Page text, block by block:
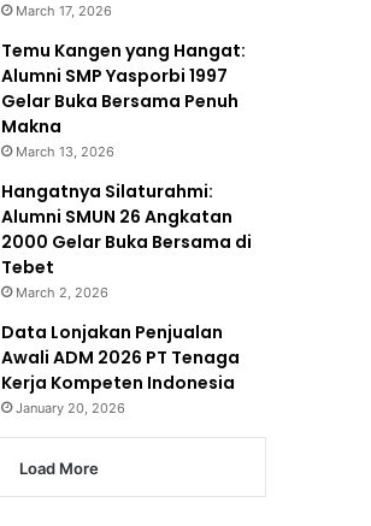
March 17, 2026
Temu Kangen yang Hangat:
Alumni SMP Yasporbi 1997
Gelar Buka Bersama Penuh
Makna
March 13, 2026
Hangatnya Silaturahmi:
Alumni SMUN 26 Angkatan
2000 Gelar Buka Bersama di
Tebet
March 2, 2026
Data Lonjakan Penjualan
Awali ADM 2026 PT Tenaga
Kerja Kompeten Indonesia
January 20, 2026
Load More